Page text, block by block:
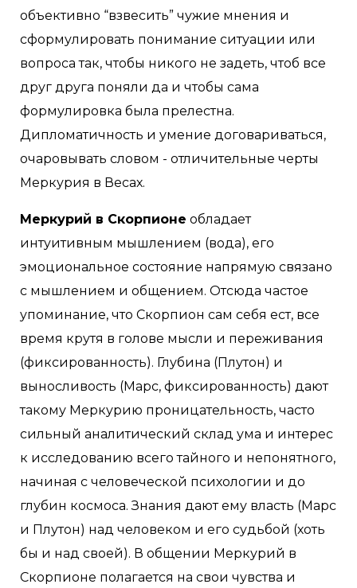
объективно “взвесить” чужие мнения и
сформулировать понимание ситуации или
вопроса так, чтобы никого не задеть, чтоб все
друг друга поняли да и чтобы сама
формулировка была прелестна.
Дипломатичность и умение договариваться,
очаровывать словом - отличительные черты
Меркурия в Весах.
Меркурий в Скорпионе обладает
интуитивным мышлением (вода), его
эмоциональное состояние напрямую связано
с мышлением и общением. Отсюда частое
упоминание, что Скорпион сам себя ест, все
время крутя в голове мысли и переживания
(фиксированность). Глубина (Плутон) и
выносливость (Марс, фиксированность) дают
такому Меркурию проницательность, часто
сильный аналитический склад ума и интерес
к исследованию всего тайного и непонятного,
начиная с человеческой психологии и до
глубин космоса. Знания дают ему власть (Марс
и Плутон) над человеком и его судьбой (хоть
бы и над своей). В общении Меркурий в
Скорпионе полагается на свои чувства и